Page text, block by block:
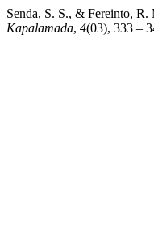
Senda, S. S., & Fereinto,
Kapalamada, 4(03), 333 –